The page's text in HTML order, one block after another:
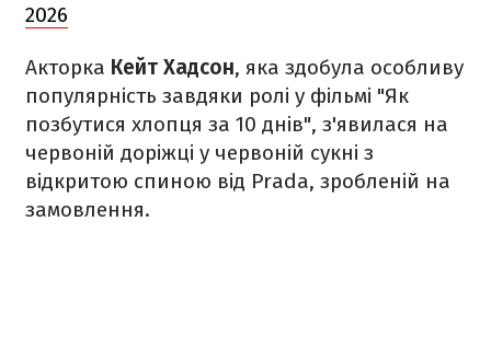
2026
Акторка Кейт Хадсон, яка здобула особливу
популярність завдяки ролі у фільмі "Як
позбутися хлопця за 10 днів", з'явилася на
червоній доріжці у червоній сукні з
відкритою спиною від Prada, зробленій на
замовлення.